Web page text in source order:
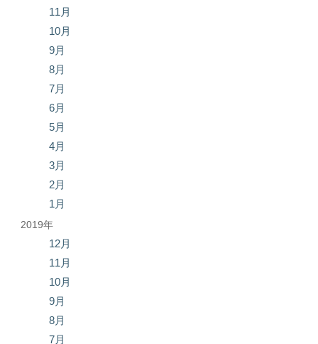
11月
10月
9月
8月
7月
6月
5月
4月
3月
2月
1月
2019年
12月
11月
10月
9月
8月
7月